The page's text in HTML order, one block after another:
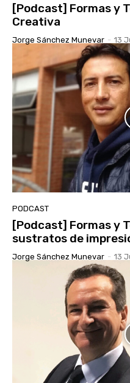
[Podcast] Formas y
Creativa
Jorge Sánchez Munevar - 13
PODCAST
[Podcast] Formas y
sustratos de
Jorge Sánchez Munevar - 13